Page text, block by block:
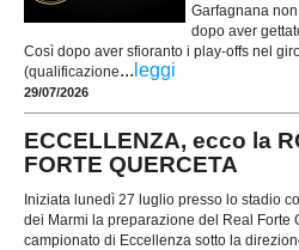
Garfagnana
dopo aver
Così dopo aver sfioranto i play-offs nel
(qualificazione... leggi
29/07/2026
ECCELLENZA, ecco la
FORTE QUERCETA
Iniziata lunedì 27 luglio presso lo stadio
dei Marmi la preparazione del Real Forte
campionato di Eccellenza sotto la